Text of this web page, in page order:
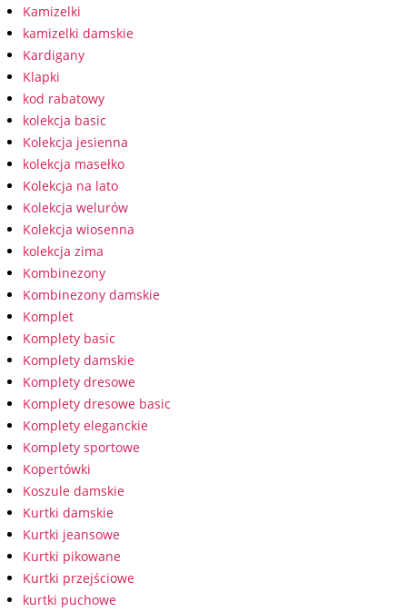
Kamizelki
kamizelki damskie
Kardigany
Klapki
kod rabatowy
kolekcja basic
Kolekcja jesienna
kolekcja masełko
Kolekcja na lato
Kolekcja welurów
Kolekcja wiosenna
kolekcja zima
Kombinezony
Kombinezony damskie
Komplet
Komplety basic
Komplety damskie
Komplety dresowe
Komplety dresowe basic
Komplety eleganckie
Komplety sportowe
Kopertówki
Koszule damskie
Kurtki damskie
Kurtki jeansowe
Kurtki pikowane
Kurtki przejściowe
kurtki puchowe